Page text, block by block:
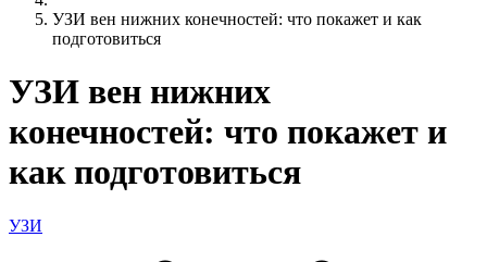
УЗИ вен нижних конечностей: что покажет и как
подготовиться
УЗИ вен нижних
конечностей: что покажет и
как подготовиться
УЗИ